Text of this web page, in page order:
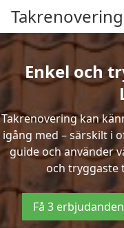
Enkel och
Takrenovering kan
igång med – särskilt i
guide och använder
och tryggaste
Få 3